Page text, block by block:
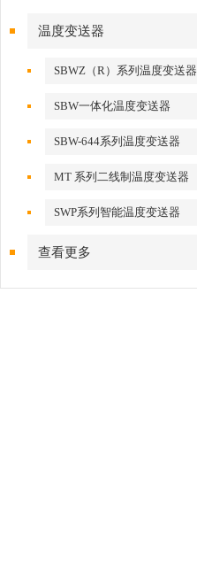
温度变送器
SBWZ（R）系列温度变送器
SBW一体化温度变送器
SBW-644系列温度变送器
MT 系列二线制温度变送器
SWP系列智能温度变送器
查看更多